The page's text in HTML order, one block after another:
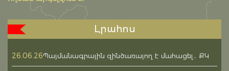
Լրահոս
26.06.26Պայմանագրային զինծառայող է մահացել․ ՔԿ